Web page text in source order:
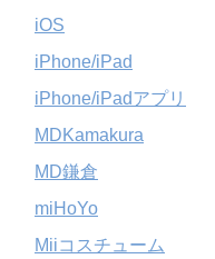
iOS
iPhone/iPad
iPhone/iPadアプリ
MDKamakura
MD鎌倉
miHoYo
Miiコスチューム